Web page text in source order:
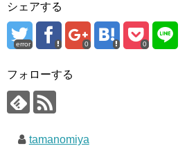
シェアする
error 0 0
フォローする
tamanomiya